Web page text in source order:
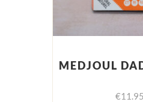
MEDJOUL
€11.95